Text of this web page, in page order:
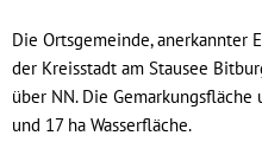
Die Ortsgemeinde, anerkannter
der Kreisstadt am Stausee
über NN. Die Gemarkungsfläche
und 17 ha Wasserfläche.